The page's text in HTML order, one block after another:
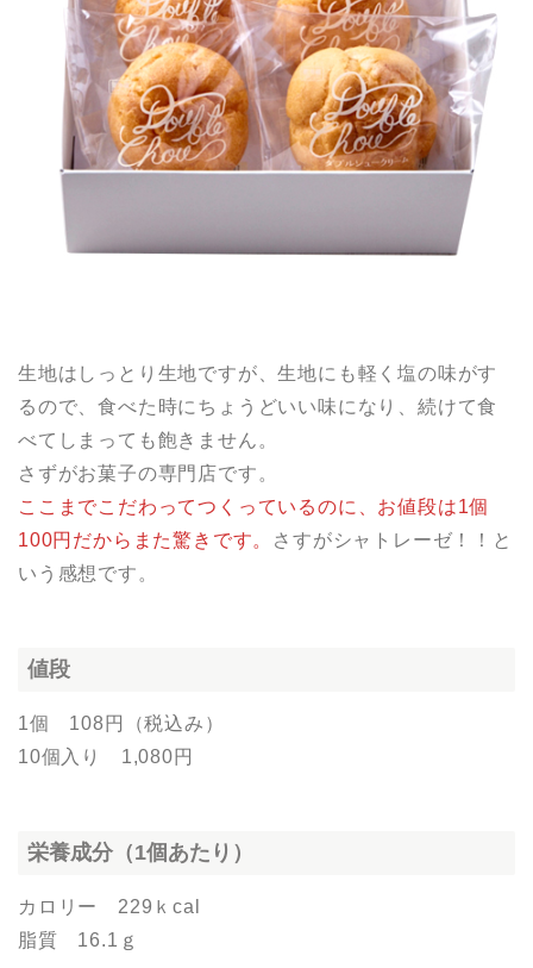
生地はしっとり生地ですが、生地にも軽く塩の味がす
るので、食べた時にちょうどいい味になり、続けて食
べてしまっても飽きません。
さずがお菓子の専門店です。
ここまでこだわってつくっているのに、お値段は1個
100円だからまた驚きです。
さすがシャトレーゼ！！と
いう感想です。
値段
1個 108円（税込み）
10個入り 1,080円
栄養成分（1個あたり）
カロリー 229ｋcal
脂質 16.1ｇ